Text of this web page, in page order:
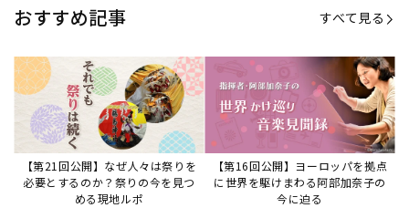
おすすめ記事 すべて見る
【第21回公開】なぜ人々は祭りを
必要とするのか？祭りの今を見つ
める現地ルポ
【第16回公開】ヨーロッパを拠点
に世界を駆けまわる阿部加奈子の
今に迫る